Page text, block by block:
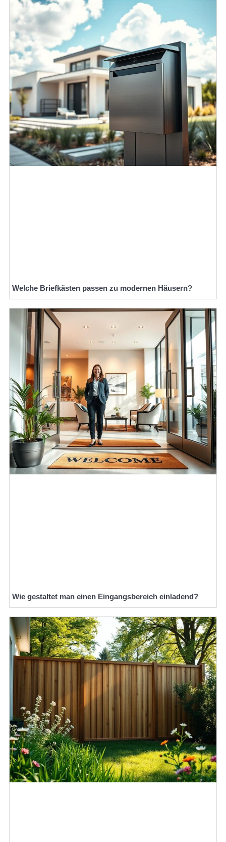
Welche Briefkästen passen zu modernen Häusern?
Wie gestaltet man einen Eingangsbereich einladend?